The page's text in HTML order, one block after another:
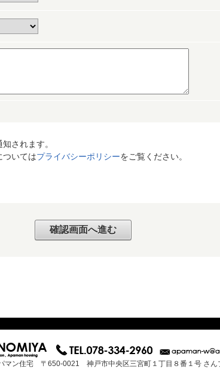
されます。
ついてはプライバシーポリシーをご覧ください。
マン住宅 〒650-0021 神戸市中央区三宮町１丁目８番１号 さん